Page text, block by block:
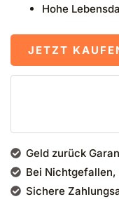
Hohe
JETZT
Geld zurück
Bei
Sichere